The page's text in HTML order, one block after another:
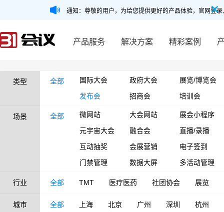
通知：尊敬的用户，为给您提供更好的产品体验，官网登
产品服务 解决方案 精彩案例
类型 全部 国际大会 政府大会
展览/博览会
发布会
招商会 培训会
场景 全部 微网站 大会网站
展会小程序
元宇宙大会
融合会
直播/录播
互动抽奖
会展营销
电子签到
门禁管理
数据大屏 多活动管理
行业 全部 TMT 医疗医药 社团协会 展览
城市 全部 上海 北京 广州 深圳 杭州